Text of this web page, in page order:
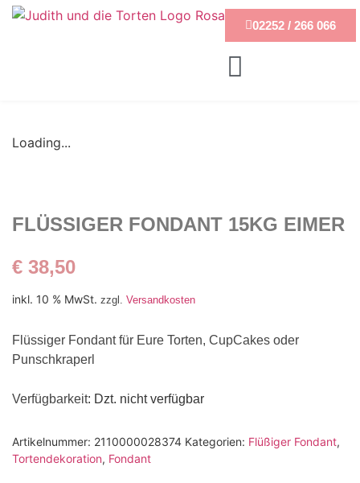
02252 / 266 066
Loading...
FLÜSSIGER FONDANT 15KG EIMER
€ 38,50
inkl. 10 % MwSt. zzgl. Versandkosten
Flüssiger Fondant für Eure Torten, CupCakes oder
Punschkraperl
Verfügbarkeit: Dzt. nicht verfügbar
Artikelnummer: 2110000028374 Kategorien: Flüßiger Fondant,
Tortendekoration, Fondant